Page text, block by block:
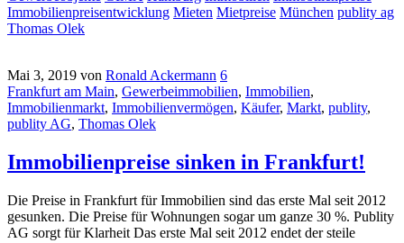
Immobilienpreisentwicklung Mieten Mietpreise München publity ag
Thomas Olek
Mai 3, 2019 von Ronald Ackermann 6
Frankfurt am Main, Gewerbeimmobilien, Immobilien,
Immobilienmarkt, Immobilienvermögen, Käufer, Markt, publity,
publity AG, Thomas Olek
Immobilienpreise sinken in Frankfurt!
Die Preise in Frankfurt für Immobilien sind das erste Mal seit 2012
gesunken. Die Preise für Wohnungen sogar um ganze 30 %. Publity
AG sorgt für Klarheit Das erste Mal seit 2012 endet der steile